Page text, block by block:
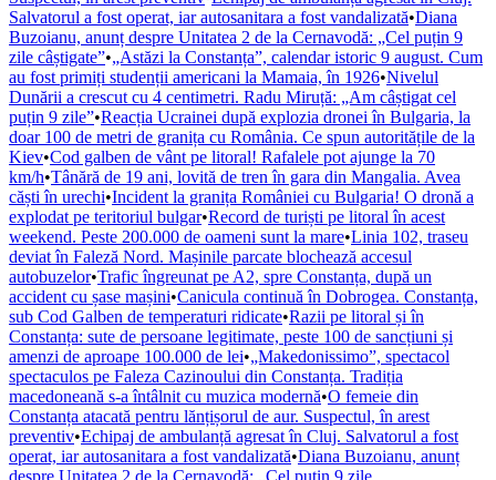
Salvatorul a fost operat, iar autosanitara a fost vandalizată•Diana
Buzoianu, anunț despre Unitatea 2 de la Cernavodă: „Cel puțin 9
zile câștigate”•„Astăzi la Constanța”, calendar istoric 9 august. Cum
au fost primiți studenții americani la Mamaia, în 1926•Nivelul
Dunării a crescut cu 4 centimetri. Radu Miruță: „Am câștigat cel
puțin 9 zile”•Reacția Ucrainei după explozia dronei în Bulgaria, la
doar 100 de metri de granița cu România. Ce spun autoritățile de la
Kiev•Cod galben de vânt pe litoral! Rafalele pot ajunge la 70
km/h•Tânără de 19 ani, lovită de tren în gara din Mangalia. Avea
căști în urechi•Incident la granița României cu Bulgaria! O dronă a
explodat pe teritoriul bulgar•Record de turiști pe litoral în acest
weekend. Peste 200.000 de oameni sunt la mare•Linia 102, traseu
deviat în Faleză Nord. Mașinile parcate blochează accesul
autobuzelor•Trafic îngreunat pe A2, spre Constanța, după un
accident cu șase mașini•Canicula continuă în Dobrogea. Constanța,
sub Cod Galben de temperaturi ridicate•Razii pe litoral și în
Constanța: sute de persoane legitimate, peste 100 de sancțiuni și
amenzi de aproape 100.000 de lei•„Makedonissimo”, spectacol
spectaculos pe Faleza Cazinoului din Constanța. Tradiția
macedoneană s-a întâlnit cu muzica modernă•O femeie din
Constanța atacată pentru lănțișorul de aur. Suspectul, în arest
preventiv•Echipaj de ambulanță agresat în Cluj. Salvatorul a fost
operat, iar autosanitara a fost vandalizată•Diana Buzoianu, anunț
despre Unitatea 2 de la Cernavodă: „Cel puțin 9 zile